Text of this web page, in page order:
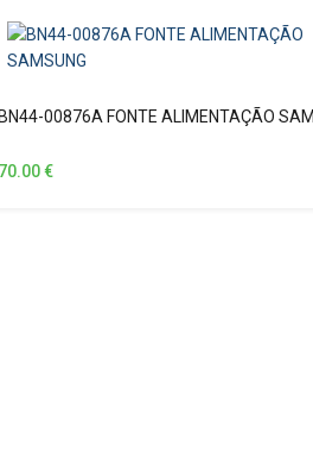
BN44-00876A FONTE ALIMENTAÇÃO
70.00€